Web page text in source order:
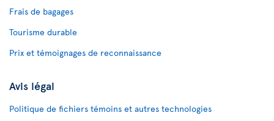
Frais de bagages
Tourisme durable
Prix et témoignages de reconnaissance
Avis légal
Politique de fichiers témoins et autres technologies